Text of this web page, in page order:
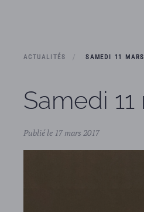
ACTUALITÉS SAMEDI 11
Samedi
Publié le 17 mars 2017